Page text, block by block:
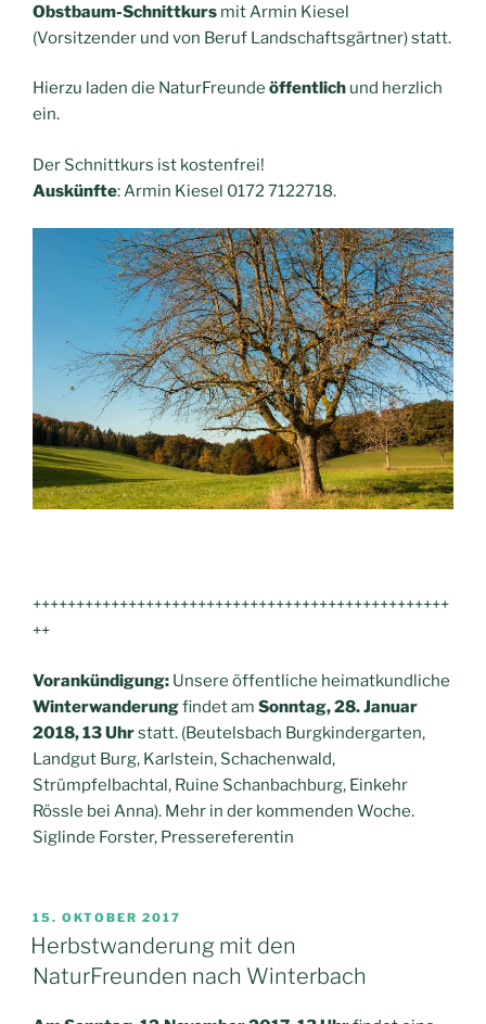
Obstbaum-Schnittkurs mit Armin Kiesel
(Vorsitzender und von Beruf Landschaftsgärtner) statt.
Hierzu laden die NaturFreunde öffentlich und herzlich
ein.
Der Schnittkurs ist kostenfrei!
Auskünfte: Armin Kiesel 0172 7122718.
++++++++++++++++++++++++++++++++++++++++++++++++
++
Vorankündigung: Unsere öffentliche heimatkundliche
Winterwanderungfindet am Sonntag, 28. Januar
2018, 13 Uhrstatt. (Beutelsbach Burgkindergarten,
Landgut Burg, Karlstein, Schachenwald,
Strümpfelbachtal, Ruine Schanbachburg, Einkehr
Rössle bei Anna). Mehr in der kommenden Woche.
Siglinde Forster, Pressereferentin
VERÖFFENTLICHT
AM
15. OKTOBER 2017
Herbstwanderung mit den
NaturFreunden nach Winterbach